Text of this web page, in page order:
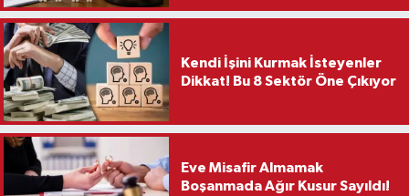
Kendi İşini Kurmak İsteyenler
Dikkat! Bu 8 Sektör Öne Çıkıyor
Eve Misafir Almamak
Boşanmada Ağır Kusur Sayıldı!